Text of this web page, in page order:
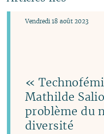
«
Mathilde
problème du
diversité
Vendredi 18 août 2023